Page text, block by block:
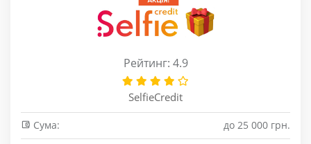
Рейтинг: 4.9
SelfieCredit
Сума:
до 25 000 грн.